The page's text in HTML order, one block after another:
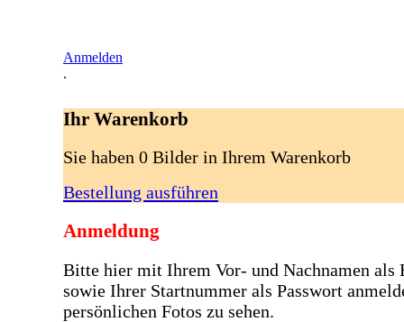
Anmelden
.
Ihr Warenkorb
Sie haben 0 Bilder in Ihrem Warenkorb
Bestellung ausführen
Anmeldung
Bitte hier mit Ihrem Vor- und Nachnamen als
sowie Ihrer Startnummer als Passwort
persönlichen Fotos zu sehen.